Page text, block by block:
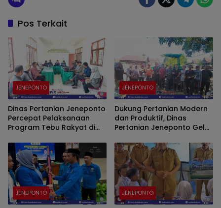
Pos Terkait
JENEPONTO
Dinas Pertanian Jeneponto
Percepat Pelaksanaan
Program Tebu Rakyat di
JENEPONTO
Dukung Pertanian Modern
dan Produktif, Dinas
Pertanian Jeneponto Gelar
dan Perawatan Alsintan
TR4 ARBOS di Bulujaya
JENEPONTO JENEPONTO